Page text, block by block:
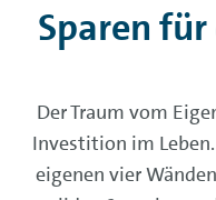
Sparen
Der Traum vom
Investition im
eigenen vier